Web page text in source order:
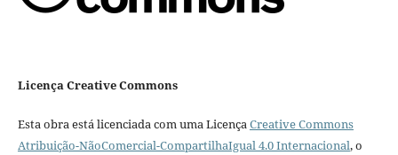
Licença Creative Commons
Esta obra está licenciada com uma LicençaCreative Commons
Atribuição-NãoComercial-CompartilhaIgual 4.0 Internacional, o